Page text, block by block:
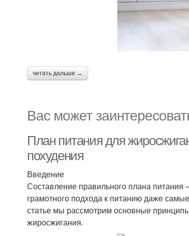
читать дальше →
Вас может
План питания для
похудения
Введение
Составление правильного плана
грамотного подхода к питанию даже
статье мы рассмотрим основные
жиросжигания.